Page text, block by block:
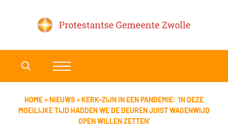
HOME »NIEUWS »KERK-ZIJN IN EEN PANDEMIE: ‘IN DEZE
MOEILIJKE TIJD HADDEN WE DE DEUREN JUIST WAGENWIJD
OPEN WILLEN ZETTEN’